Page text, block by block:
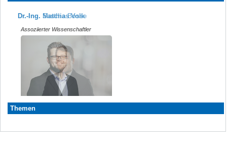
Dr.-Ing. Sascha Bosse
Assoziierter Wissenschaftler
Dr.-Ing. Matthias Volk
Assoziierter Wissenschaftler
Themen